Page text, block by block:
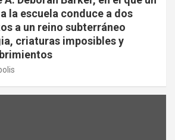
la escuela conduce a dos
a un reino subterráneo
criaturas imposibles y